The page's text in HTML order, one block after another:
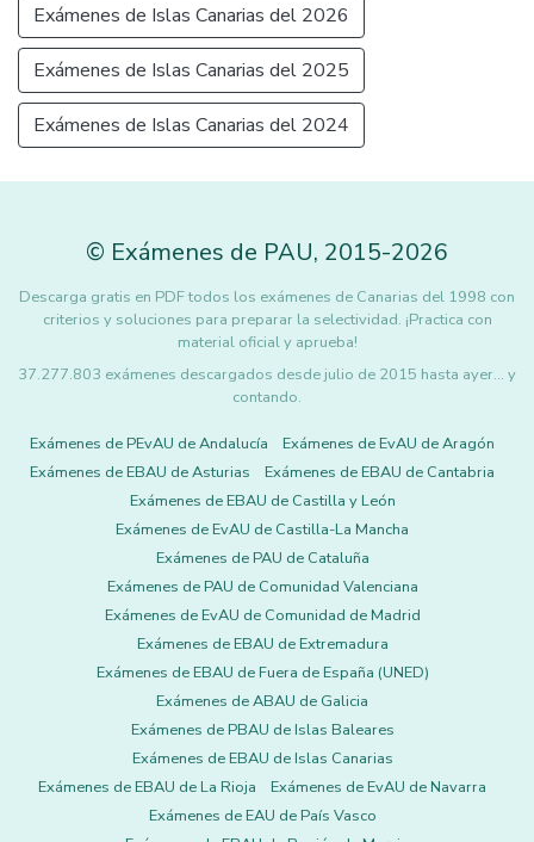
Exámenes de Islas Canarias del 2026
Exámenes de Islas Canarias del 2025
Exámenes de Islas Canarias del 2024
© Exámenes de PAU, 2015-2026
Descarga gratis en PDF todos los exámenes de Canarias del 1998 con
criterios y soluciones para preparar la selectividad. ¡Practica con
material oficial y aprueba!
37.277.803 exámenes descargados desde julio de 2015 hasta ayer... y
contando.
Exámenes de PEvAU de Andalucía
Exámenes de EvAU de Aragón
Exámenes de EBAU de Asturias
Exámenes de EBAU de Cantabria
Exámenes de EBAU de Castilla y León
Exámenes de EvAU de Castilla-La Mancha
Exámenes de PAU de Cataluña
Exámenes de PAU de Comunidad Valenciana
Exámenes de EvAU de Comunidad de Madrid
Exámenes de EBAU de Extremadura
Exámenes de EBAU de Fuera de España (UNED)
Exámenes de ABAU de Galicia
Exámenes de PBAU de Islas Baleares
Exámenes de EBAU de Islas Canarias
Exámenes de EBAU de La Rioja
Exámenes de EvAU de Navarra
Exámenes de EAU de País Vasco